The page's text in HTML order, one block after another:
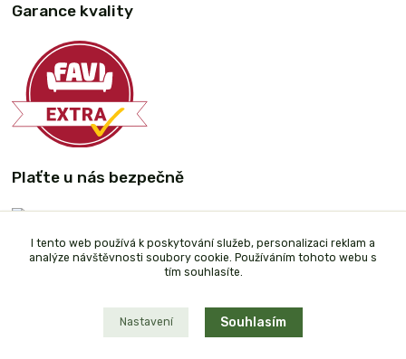
Garance kvality
Plaťte u nás bezpečně
I tento web používá k poskytování služeb, personalizaci reklam a
analýze návštěvnosti soubory cookie. Používáním tohoto webu s
tím souhlasíte.
Nastavení Souhlasím